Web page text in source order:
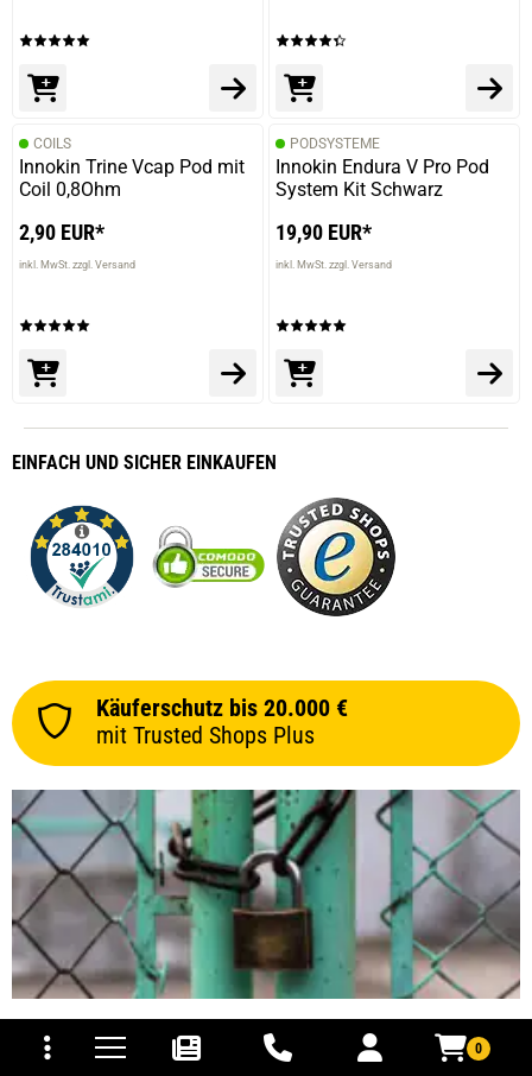
0
und Versandkosten
COILS
Innokin Trine Vcap Pod mit
Coil 0,8Ohm
2,90 EUR*
inkl. MwSt. zzgl. Versand
PODSYSTEME
Innokin Endura V Pro Pod
System Kit Schwarz
19,90 EUR*
inkl. MwSt. zzgl. Versand
EINFACH UND SICHER EINKAUFEN
Käuferschutz bis 20.000 €
mit Trusted Shops Plus
Schneller Versand Läden vor Ort